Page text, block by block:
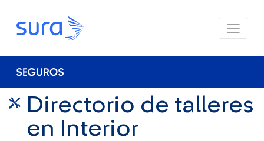
Directorio de talleres
en Interior